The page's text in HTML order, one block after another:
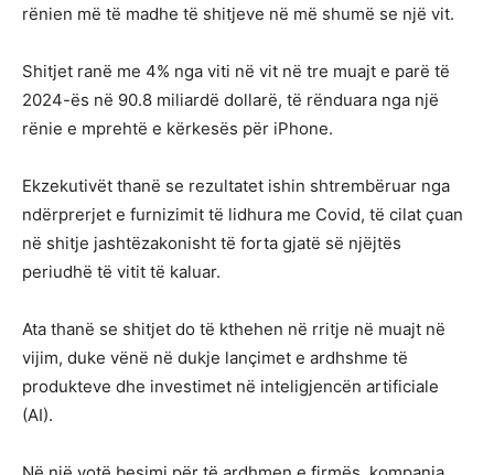
rënien më të madhe të shitjeve në më shumë se një vit.
Shitjet ranë me 4% nga viti në vit në tre muajt e parë të
2024-ës në 90.8 miliardë dollarë, të rënduara nga një
rënie e mprehtë e kërkesës për iPhone.
Ekzekutivët thanë se rezultatet ishin shtrembëruar nga
ndërprerjet e furnizimit të lidhura me Covid, të cilat çuan
në shitje jashtëzakonisht të forta gjatë së njëjtës
periudhë të vitit të kaluar.
Ata thanë se shitjet do të kthehen në rritje në muajt në
vijim, duke vënë në dukje lançimet e ardhshme të
produkteve dhe investimet në inteligjencën artificiale
(AI).